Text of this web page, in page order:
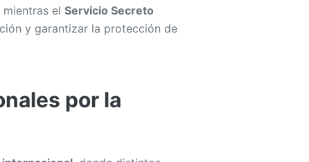
el Servicio Secreto
y garantizar la protección de
por la